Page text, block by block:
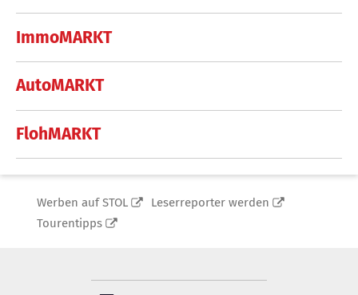
ImmoMARKT
AutoMARKT
FlohMARKT
Werben auf STOL
Leserreporter werden
Tourentipps